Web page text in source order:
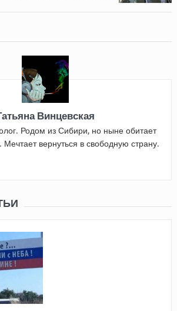
Винцевская
Родом из Сибири, но ныне обитает
вернуться в свободную страну.